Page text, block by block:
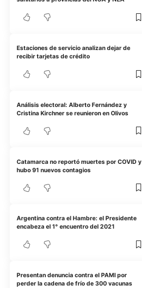
Estaciones de servicio analizan dejar de
recibir tarjetas de crédito
Análisis electoral: Alberto Fernández y
Cristina Kirchner se reunieron en Olivos
Catamarca no reportó muertes por COVID y
hubo 91 nuevos contagios
Argentina contra el Hambre: el Presidente
encabeza el 1° encuentro del 2021
Presentan denuncia contra el PAMI por
perder la cadena de frío de 300 vacunas